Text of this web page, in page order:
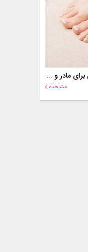
کاشت ناخن در بارداری؛ آیا انجام آن برای مادر و جنین خطر دارد؟
مشاهده